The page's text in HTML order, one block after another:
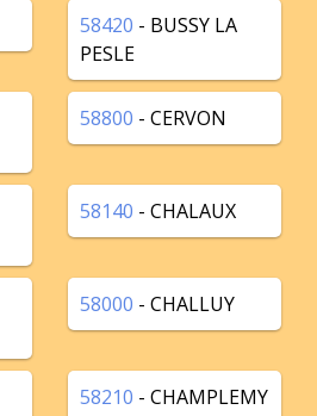
58420 - BUSSY LA
PESLE
58800 - CERVON
58140 - CHALAUX
58000 - CHALLUY
58210 - CHAMPLEMY